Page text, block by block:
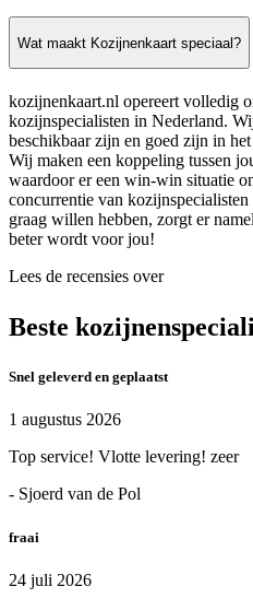
Wat maakt Kozijnenkaart speciaal?
kozijnenkaart.nl opereert volledig
kozijnspecialisten in Nederland.
beschikbaar zijn en goed zijn in
Wij maken een koppeling tussen
waardoor er een win-win situatie
concurrentie van
graag willen hebben, zorgt er
beter wordt voor jou!
Lees de recensies over
Beste
Snel geleverd en geplaatst
1 augustus 2026
Top service! Vlotte levering! zeer
- Sjoerd van de Pol
fraai
24 juli 2026